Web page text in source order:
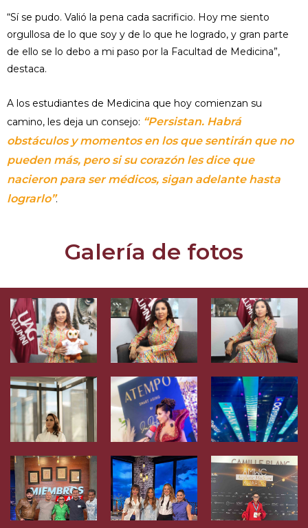
“Sí se pudo. Valió la pena cada sacrificio. Hoy me siento
orgullosa de lo que soy y de lo que he logrado, y gran parte
de ello se lo debo a mi paso por la Facultad de Medicina”,
destaca.
A los estudiantes de Medicina que hoy comienzan su
camino, les deja un consejo: “Persistan. Habrá
obstáculos y momentos en los que sentirán que no
pueden más, pero si su corazón les dice que
nacieron para ser médicos, sigan adelante hasta
lograrlo”.
Galería de fotos